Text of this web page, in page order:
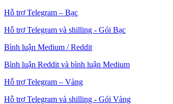
Hỗ trợ Telegram – Bạc
Hỗ trợ Telegram và shilling - Gói Bạc
Bình luận Medium / Reddit
Bình luận Reddit và bình luận Medium
Hỗ trợ Telegram – Vàng
Hỗ trợ Telegram và shilling - Gói Vàng